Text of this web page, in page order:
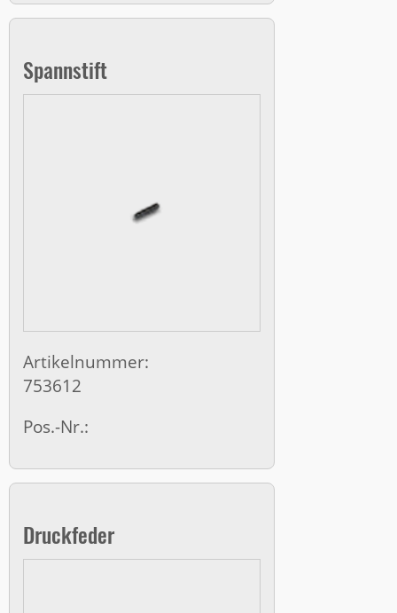
Spannstift
Artikelnummer:
753612
Pos.-Nr.:
Druckfeder